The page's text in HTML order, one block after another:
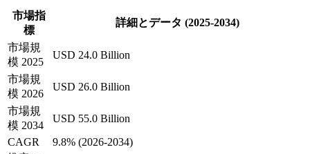
市場指
標
詳細とデータ (2025-2034)
市場規
模 2025
USD 24.0 Billion
市場規
模 2026
USD 26.0 Billion
市場規
模 2034
USD 55.0 Billion
CAGR
9.8% (2026-2034)